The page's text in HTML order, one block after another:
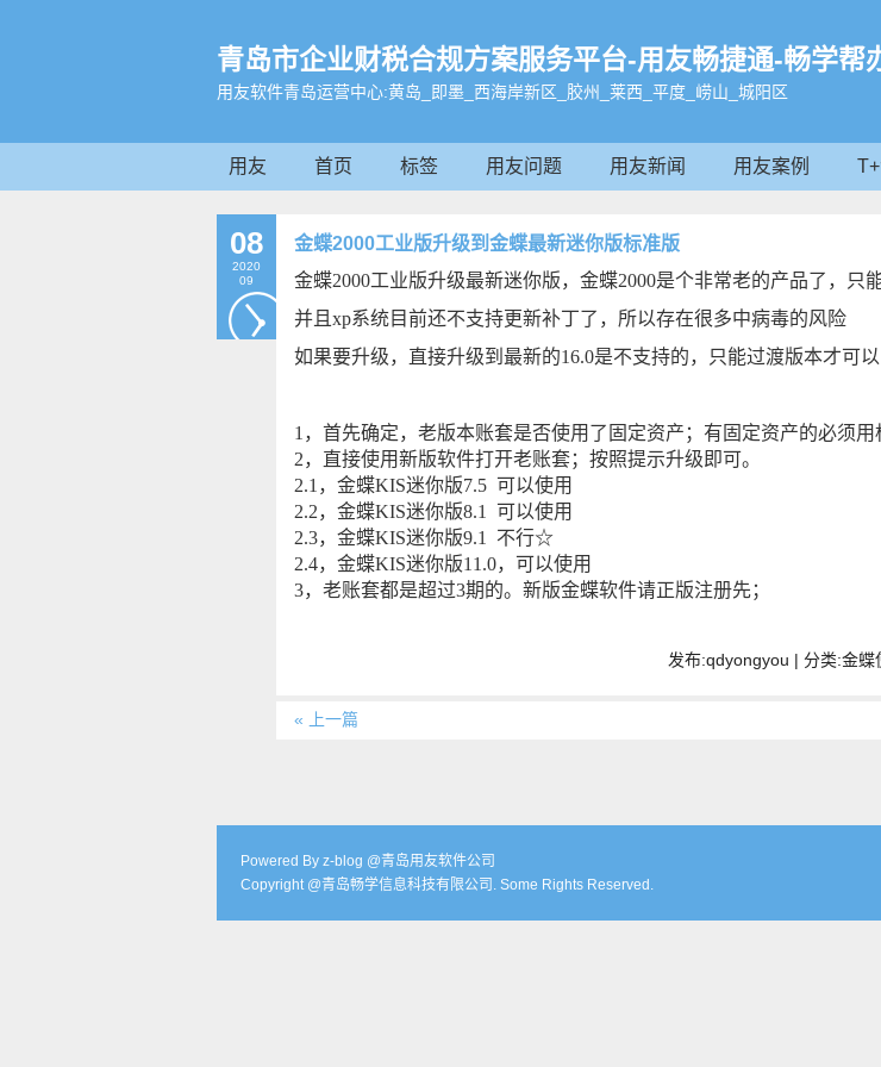
青岛市企业财税合规方案服务平台-用友畅捷通-畅学帮
用友软件青岛运营中心:黄岛_即墨_西海岸新区_胶州_莱西_平度_崂山_城阳区
用友 首页 标签 用友问题 用友新闻 用友案例
08
2020
09
金蝶2000工业版升级到金蝶最新迷你版标准版
金蝶2000工业版升级最新迷你版，金蝶2000是个非常老的产品了，只
并且xp系统目前还不支持更新补丁了，所以存在很多中病毒的风险
如果要升级，直接升级到最新的16.0是不支持的，只能过渡版本才可以
1，首先确定，老版本账套是否使用了固定资产；有固定资产的必须用
2，直接使用新版软件打开老账套；按照提示升级即可。
2.1，金蝶KIS迷你版7.5 可以使用
2.2，金蝶KIS迷你版8.1 可以使用
2.3，金蝶KIS迷你版9.1 不行☆
2.4，金蝶KIS迷你版11.0，可以使用
3，老账套都是超过3期的。新版金蝶软件请正版注册先；
发布:qdyongyou | 分类:金
« 上一篇
Powered By z-blog @青岛用友软件公司
Copyright @青岛畅学信息科技有限公司. Some Rights Reserved.